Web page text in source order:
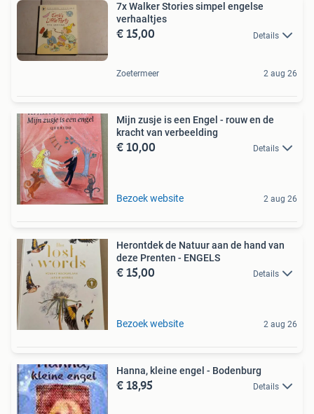
7x Walker Stories simpel engelse
verhaaltjes
€ 15,00 Details
Zoetermeer 2 aug 26
Mijn zusje is een Engel - rouw en de
kracht van verbeelding
€ 10,00 Details
Bezoek website 2 aug 26
Herontdek de Natuur aan de hand van
deze Prenten - ENGELS
€ 15,00 Details
Bezoek website 2 aug 26
Hanna, kleine engel - Bodenburg
€ 18,95 Details